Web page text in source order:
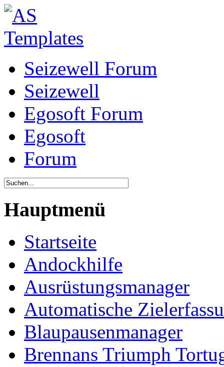
Seizewell Forum
Seizewell
Egosoft Forum
Egosoft
Forum
Hauptmenü
Startseite
Andockhilfe
Ausrüstungsmanager
Automatische
Blaupausenmanager
Brennans Triumph